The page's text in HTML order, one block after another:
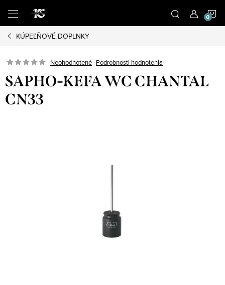
obsah
KÚPEĽŇOVÉ DOPLNKY
Neohodnotené Podrobnosti hodnotenia
SAPHO-KEFA WC CHANTAL
CN33